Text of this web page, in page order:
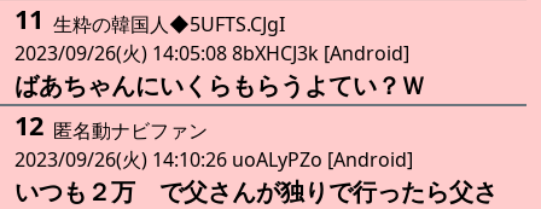
11 生粋の韓国人◆5UFTS.CJgI
2023/09/26(火) 14:05:08 8bXHCJ3k [Android]
ばあちゃんにいくらもらうよてい？Ｗ
12 匿名動ナビファン
2023/09/26(火) 14:10:26 uoALyPZo [Android]
いつも２万 で父さんが独りで行ったら父さ